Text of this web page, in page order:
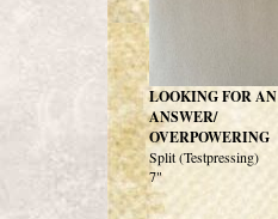
LOOKING FOR AN
ANSWER/
OVERPOWERING
Split (Testpressing)
7"